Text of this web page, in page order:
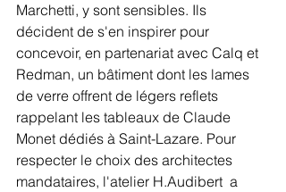
Marchetti, y sont sensibles. Ils
décident de s'en inspirer pour
concevoir, en partenariat avec Calq et
Redman, un bâtiment dont les lames
de verre offrent de légers reflets
rappelant les tableaux de Claude
Monet dédiés à Saint-Lazare. Pour
respecter le choix des architectes
mandataires, l'atelier H.Audibert  a